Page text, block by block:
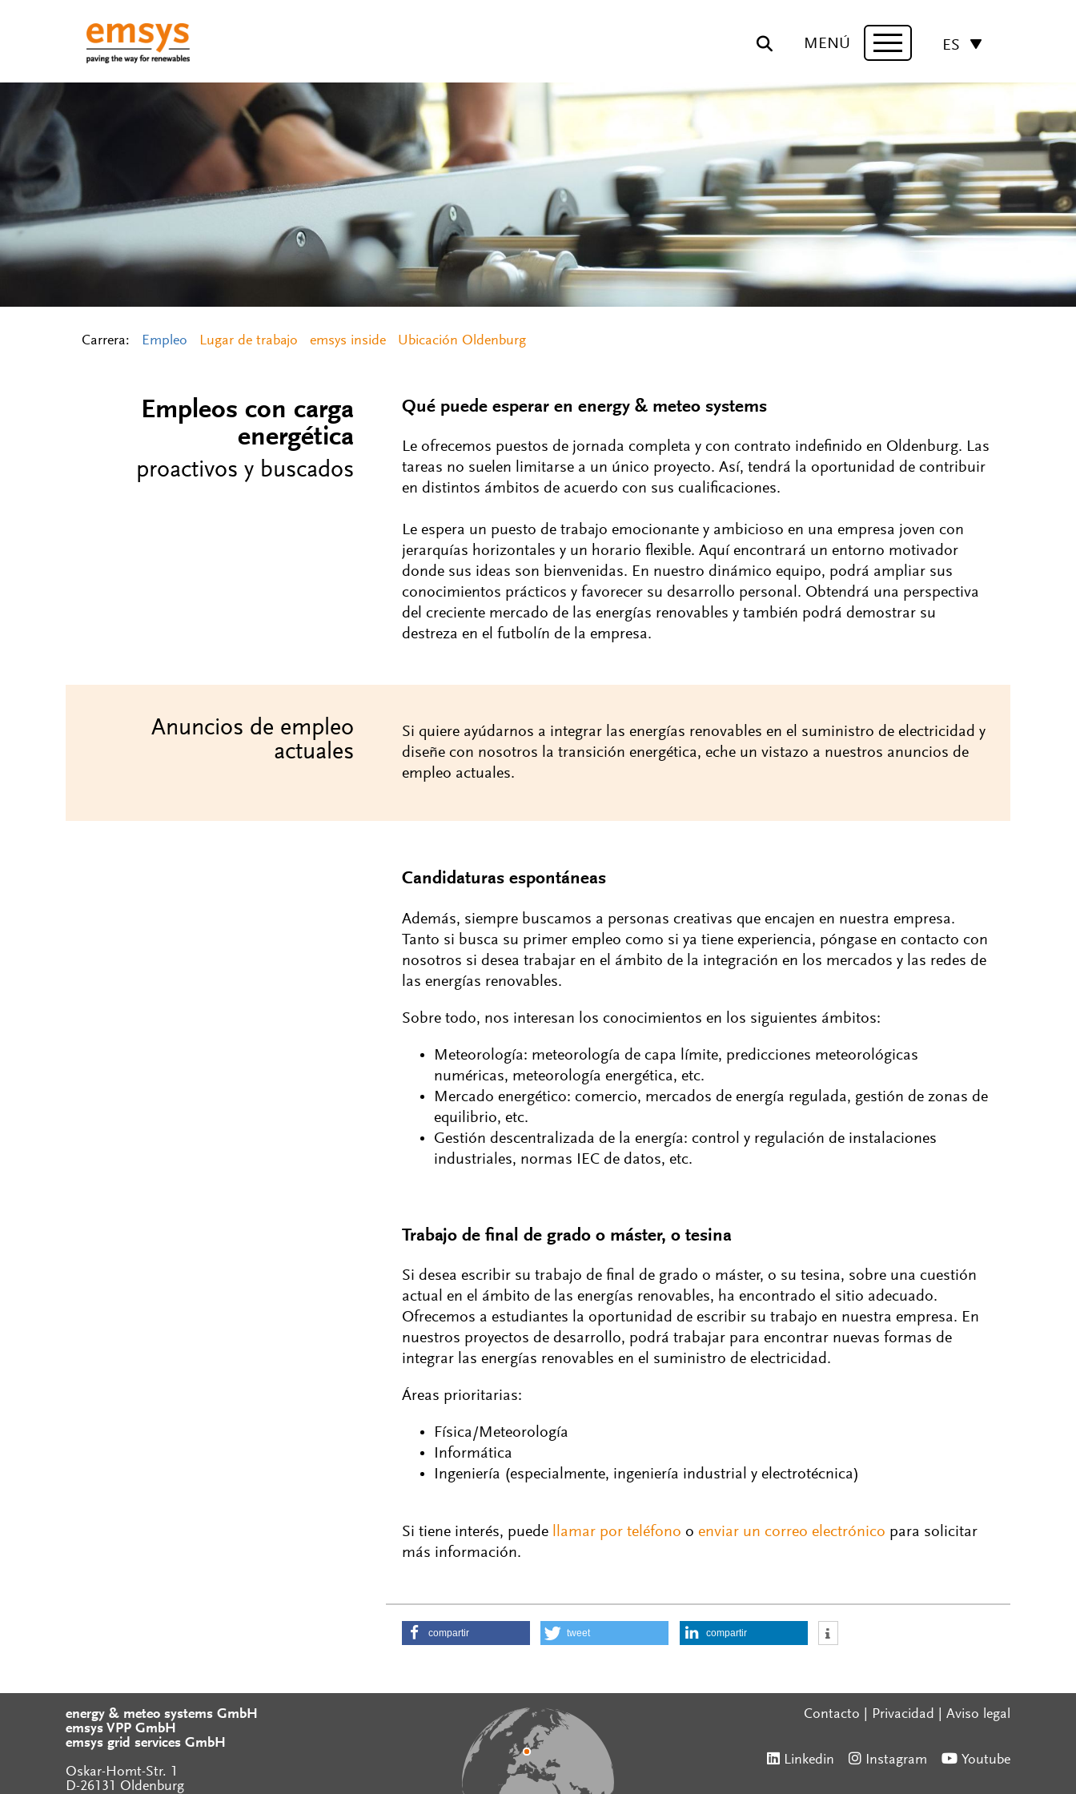
MENÚ
Navigation
ES
Carrera: Empleo Lugar de trabajo emsys inside Ubicación Oldenburg
Empleos con carga
energética
proactivos y buscados
Qué puede esperar en energy & meteo systems
Le ofrecemos puestos de jornada completa y con contrato indefinido en Oldenburg. Las
tareas no suelen limitarse a un único proyecto. Así, tendrá la oportunidad de contribuir
en distintos ámbitos de acuerdo con sus cualificaciones.
Le espera un puesto de trabajo emocionante y ambicioso en una empresa joven con
jerarquías horizontales y un horario flexible. Aquí encontrará un entorno motivador
donde sus ideas son bienvenidas. En nuestro dinámico equipo, podrá ampliar sus
conocimientos prácticos y favorecer su desarrollo personal. Obtendrá una perspectiva
del creciente mercado de las energías renovables y también podrá demostrar su
destreza en el futbolín de la empresa.
Anuncios de empleo
actuales
Si quiere ayúdarnos a integrar las energías renovables en el suministro de electricidad y
diseñe con nosotros la transición energética, eche un vistazo a nuestros anuncios de
empleo actuales.
Candidaturas espontáneas
Además, siempre buscamos a personas creativas que encajen en nuestra empresa.
Tanto si busca su primer empleo como si ya tiene experiencia, póngase en contacto con
nosotros si desea trabajar en el ámbito de la integración en los mercados y las redes de
las energías renovables.
Sobre todo, nos interesan los conocimientos en los siguientes ámbitos:
Meteorología: meteorología de capa límite, predicciones meteorológicas
numéricas, meteorología energética, etc.
Mercado energético: comercio, mercados de energía regulada, gestión de zonas de
equilibrio, etc.
Gestión descentralizada de la energía: control y regulación de instalaciones
industriales, normas IEC de datos, etc.
Trabajo de final de grado o máster, o tesina
Si desea escribir su trabajo de final de grado o máster, o su tesina, sobre una cuestión
actual en el ámbito de las energías renovables, ha encontrado el sitio adecuado.
Ofrecemos a estudiantes la oportunidad de escribir su trabajo en nuestra empresa. En
nuestros proyectos de desarrollo, podrá trabajar para encontrar nuevas formas de
integrar las energías renovables en el suministro de electricidad.
Áreas prioritarias:
Física/Meteorología
Informática
Ingeniería (especialmente, ingeniería industrial y electrotécnica)
Si tiene interés, puede llamar por teléfono o enviar un correo electrónico para solicitar
más información.
compartir tweet compartir
energy & meteo systems GmbH
emsys VPP GmbH
emsys grid services GmbH
Oskar-Homt-Str. 1
D-26131 Oldenburg
Contacto Privacidad Aviso legal
Linkedin Instagram Youtube